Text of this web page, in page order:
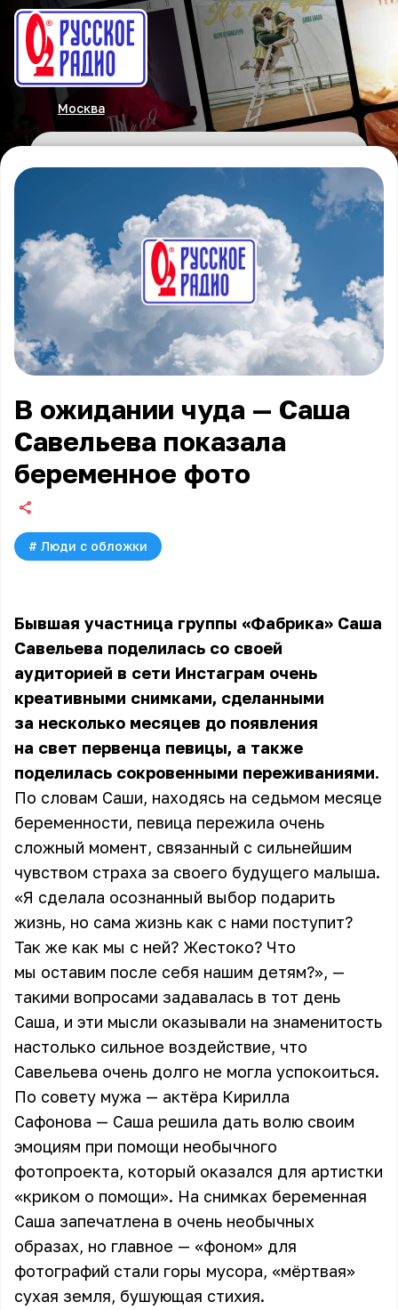
Москва
В ожидании чуда — Саша
Савельева показала
беременное фото
# Люди с обложки
Бывшая участница группы «Фабрика» Саша
Савельева поделилась со своей
аудиторией в сети Инстаграм очень
креативными снимками, сделанными
за несколько месяцев до появления
на свет первенца певицы, а также
поделилась сокровенными переживаниями.
По словам Саши, находясь на седьмом месяце
беременности, певица пережила очень
сложный момент, связанный с сильнейшим
чувством страха за своего будущего малыша.
«Я сделала осознанный выбор подарить
жизнь, но сама жизнь как с нами поступит?
Так же как мы с ней? Жестоко? Что
мы оставим после себя нашим детям?», —
такими вопросами задавалась в тот день
Саша, и эти мысли оказывали на знаменитость
настолько сильное воздействие, что
Савельева очень долго не могла успокоиться.
По совету мужа — актёра Кирилла
Сафонова — Саша решила дать волю своим
эмоциям при помощи необычного
фотопроекта, который оказался для артистки
«криком о помощи». На снимках беременная
Саша запечатлена в очень необычных
образах, но главное — «фоном» для
фотографий стали горы мусора, «мёртвая»
сухая земля, бушующая стихия.